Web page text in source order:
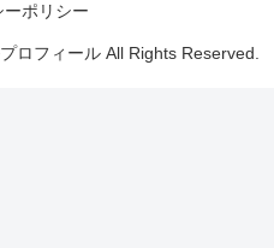
ーポリシー
ロフィール All Rights Reserved.